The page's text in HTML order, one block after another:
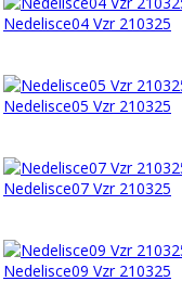
Nedelisce04 Vzr 210325
Nedelisce05 Vzr 210325
Nedelisce07 Vzr 210325
Nedelisce09 Vzr 210325